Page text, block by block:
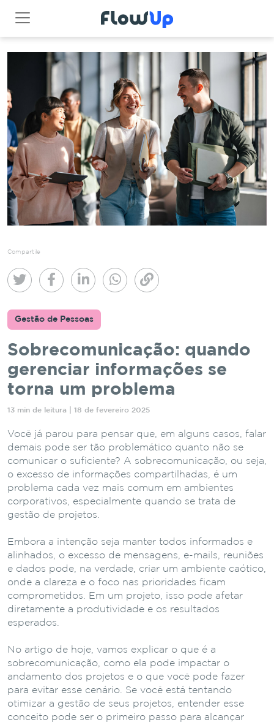
Compartile
Gestão de Pessoas
Sobrecomunicação: quando
gerenciar informações se
torna um problema
13 min de leitura | 18 de fevereiro 2025
Você já parou para pensar que, em alguns casos, falar
demais pode ser tão problemático quanto não se
comunicar o suficiente? A sobrecomunicação, ou seja,
o excesso de informações compartilhadas, é um
problema cada vez mais comum em ambientes
corporativos, especialmente quando se trata de
gestão de projetos.
Embora a intenção seja manter todos informados e
alinhados, o excesso de mensagens, e-mails, reuniões
e dados pode, na verdade, criar um ambiente caótico,
onde a clareza e o foco nas prioridades ficam
comprometidos. Em um projeto, isso pode afetar
diretamente a produtividade e os resultados
esperados.
No artigo de hoje, vamos explicar o que é a
sobrecomunicação, como ela pode impactar o
andamento dos projetos e o que você pode fazer
para evitar esse cenário. Se você está tentando
otimizar a gestão de seus projetos, entender esse
conceito pode ser o primeiro passo para alcançar